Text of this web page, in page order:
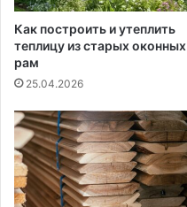
Как построить и утеплить
теплицу из старых оконных
рам
25.04.2026